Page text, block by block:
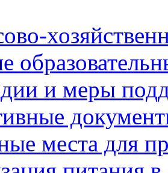
и меры
места для